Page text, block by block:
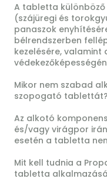
A tabletta
(szájüregi és
panaszok
bélrendszerben
kezelésére, valamint
Mikor nem szabad
szopogató tablettát?
Az alkotó
és/vagy virágpor
esetén a tabletta
Mit kell tudnia a
tabletta